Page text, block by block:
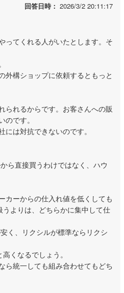
回答日時： 2026/3/2 20:11:17
ってくれる人がいたとします。そ
外構ショップに依頼するともっと
られるからです。お客さんへの販
です。
は対抗できないのです。
ら直接買うわけではなく、ハウ
カーからの仕入れ値を低くしても
よりは、どちらかに集中して仕
く、リクシルが標準ならリクシ
くなるでしょう。
ら統一しても組み合わせてもどち